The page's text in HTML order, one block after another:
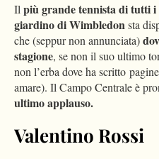
Ilpiù grande tennista di tutti i
giardino di Wimbledonsta
che (seppur non annunciata)
stagione, se non il suo ultimo
non l’erba dove ha scritto
amare). Il Campo Centrale è
ultimo applauso.
Valentino Rossi